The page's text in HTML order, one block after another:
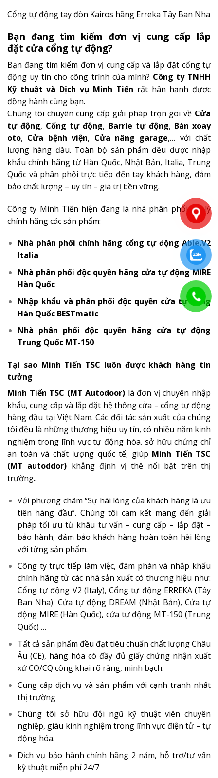
Cổng tự động tay đòn Kairos hãng Erreka Tây Ban Nha
Bạn đang tìm kiếm đơn vị cung cấp lắp
đặt cửa cổng tự động?
Bạn đang tìm kiếm đơn vị cung cấp và lắp đặt cổng tự
động uy tín cho công trình của mình? Công ty TNHH
Kỹ thuật và Dịch vụ Minh Tiến rất hân hạnh được
đồng hành cùng bạn.
Chúng tôi chuyên cung cấp giải pháp trọn gói về Cửa
tự động, Cổng tự động, Barrie tự động, Bàn xoay
oto, Cửa bệnh viện, Cửa nâng garage,… với chất
lượng hàng đầu. Toàn bộ sản phẩm đều được nhập
khẩu chính hãng từ Hàn Quốc, Nhật Bản, Italia, Trung
Quốc và phân phối trực tiếp đến tay khách hàng, đảm
bảo chất lượng – uy tín – giá trị bền vững.
Công ty Minh Tiến hiện đang là nhà phân phối/đại lý
chính hãng các sản phẩm:
Nhà phân phối chính hãng cổng tự động Able.V2
Italia
Nhà phân phối độc quyền hãng cửa tự động MIRE
Hàn Quốc
Nhập khẩu và phân phối độc quyền cửa tự động
Hàn Quốc BESTmatic
Nhà phân phối độc quyền hãng cửa tự động
Trung Quốc MT-150
Tại sao Minh Tiến TSC luôn được khách hàng tin
tưởng
Minh Tiến TSC (MT Autodoor) là đơn vị chuyên nhập
khẩu, cung cấp và lắp đặt hệ thống cửa – cổng tự động
hàng đầu tại Việt Nam. Các đối tác sản xuất của chúng
tôi đều là những thương hiệu uy tín, có nhiều năm kinh
nghiệm trong lĩnh vực tự động hóa, sở hữu chứng chỉ
an toàn và chất lượng quốc tế, giúp Minh Tiến TSC
(MT autoddor) khẳng định vị thế nổi bật trên thị
trường..
Với phương châm “Sự hài lòng của khách hàng là ưu
tiên hàng đầu”. Chúng tôi cam kết mang đến giải
pháp tối ưu từ khâu tư vấn – cung cấp – lắp đặt –
bảo hành, đảm bảo khách hàng hoàn toàn hài lòng
với từng sản phẩm.
Công ty trực tiếp làm việc, đàm phán và nhập khẩu
chính hãng từ các nhà sản xuất có thương hiệu như:
Cổng tự động V2 (Italy), Cổng tự động ERREKA (Tây
Ban Nha), Cửa tự động DREAM (Nhật Bản), Cửa tự
động MIRE (Hàn Quốc), cửa tự động MT-150 (Trung
Quốc) …
Tất cả sản phẩm đều đạt tiêu chuẩn chất lượng Châu
Âu (CE), hàng hóa có đầy đủ giấy chứng nhận xuất
xứ CO/CQ công khai rõ ràng, minh bạch.
Cung cấp dịch vụ và sản phẩm với cạnh tranh nhất
thị trường
Chúng tôi sở hữu đội ngũ kỹ thuật viên chuyên
nghiệp, giàu kinh nghiệm trong lĩnh vực điện tử – tự
động hóa.
Dịch vụ bảo hành chính hãng 2 năm, hỗ trợ/tư vấn
kỹ thuật miễn phí 24/7